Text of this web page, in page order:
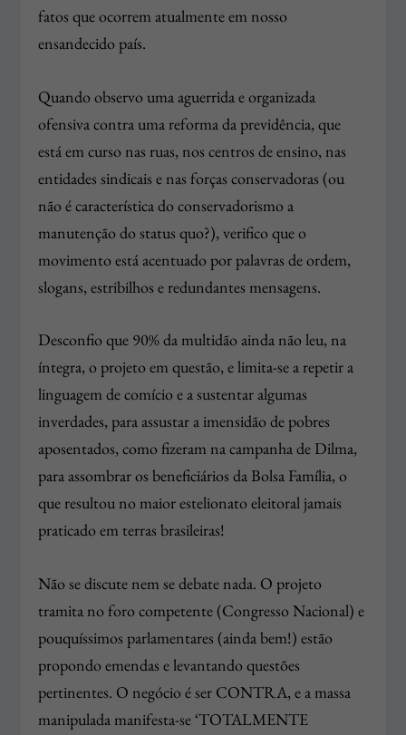
fatos que ocorrem atualmente em nosso
ensandecido país.
Quando observo uma aguerrida e organizada
ofensiva contra uma reforma da previdência, que
está em curso nas ruas, nos centros de ensino, nas
entidades sindicais e nas forças conservadoras (ou
não é característica do conservadorismo a
manutenção do status quo?), verifico que o
movimento está acentuado por palavras de ordem,
slogans, estribilhos e redundantes mensagens.
Desconfio que 90% da multidão ainda não leu, na
íntegra, o projeto em questão, e limita-se a repetir a
linguagem de comício e a sustentar algumas
inverdades, para assustar a imensidão de pobres
aposentados, como fizeram na campanha de Dilma,
para assombrar os beneficiários da Bolsa Família, o
que resultou no maior estelionato eleitoral jamais
praticado em terras brasileiras!
Não se discute nem se debate nada. O projeto
tramita no foro competente (Congresso Nacional) e
pouquíssimos parlamentares (ainda bem!) estão
propondo emendas e levantando questões
pertinentes. O negócio é ser CONTRA, e a massa
manipulada manifesta-se ‘TOTALMENTE